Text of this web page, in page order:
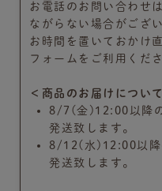
お電話のお問い合わせ
ながらない場合がござ
お時間を置いておかけ
フォームをご利用くださ
＜商品のお届けについ
8/7(金)12:00以降
発送致します。
8/12(水)12:00以降
発送致します。